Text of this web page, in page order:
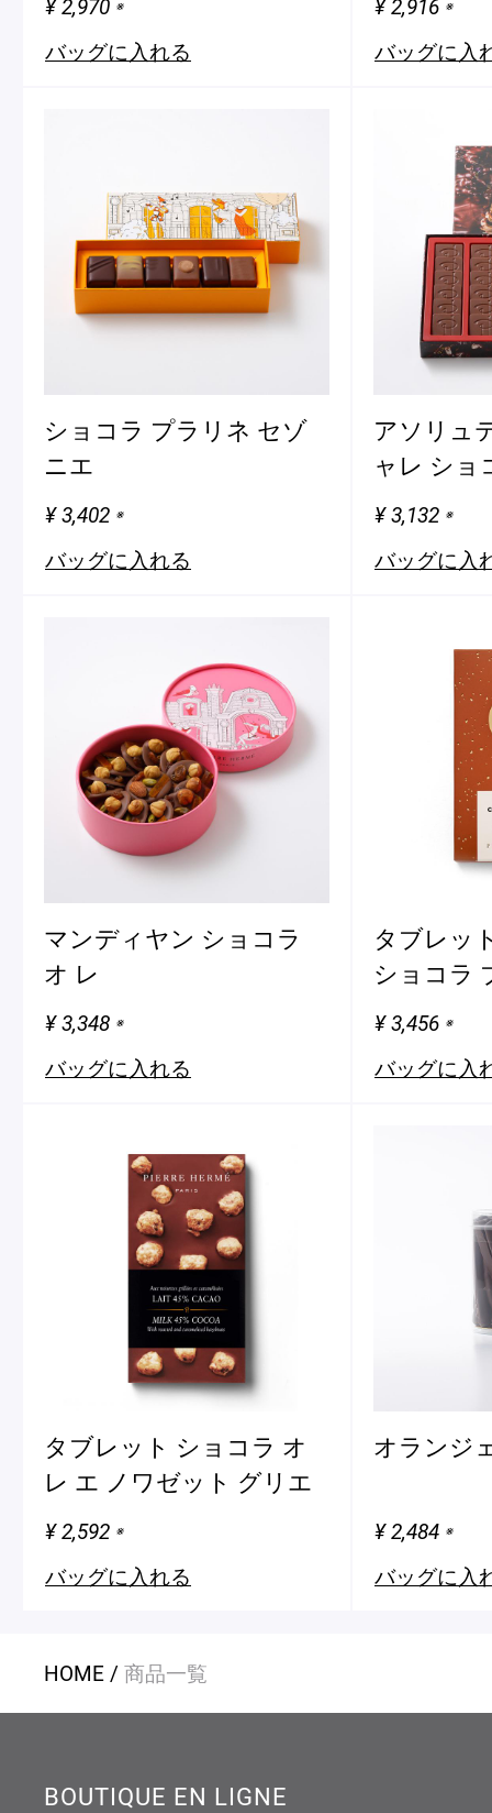
¥ 2,970 ※
バッグに入れる
¥ 2,916 ※
バッグに入
ショコラ プラリネ セゾ
ニエ
¥ 3,402 ※
バッグに入れる
アソリュ
ャレ ショ
¥ 3,132 ※
バッグに入
マンディヤン ショコラ
オ レ
¥ 3,348 ※
バッグに入れる
タブレッ
ショコラ
¥ 3,456 ※
バッグに入
タブレット ショコラ オ
レ エ ノワゼット グリエ
¥ 2,592 ※
バッグに入れる
オランジ
¥ 2,484 ※
バッグに入
HOME 商品一覧
BOUTIQUE EN LIGNE